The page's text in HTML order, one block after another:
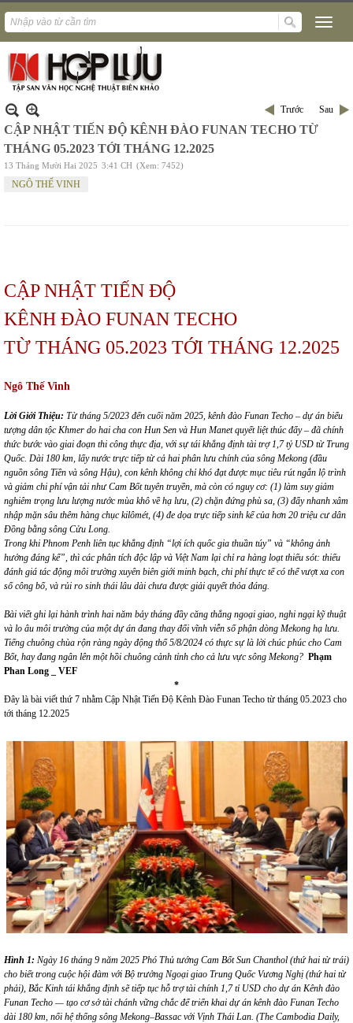
Trước Sau
CẬP NHẬT TIẾN ĐỘ KÊNH ĐÀO FUNAN TECHO TỪ
THÁNG 05.2023 TỚI THÁNG 12.2025
13 Tháng Mười Hai 2025 3:41 CH (Xem: 7452)
NGÔ THẾ VINH
CẬP NHẬT TIẾN ĐỘ
KÊNH ĐÀO FUNAN TECHO
TỪ THÁNG 05.2023 TỚI THÁNG 12.2025
Ngô Thế Vinh
LờiGiới Thiệu: Từ tháng 5/2023 đến cuối năm 2025, kênh đào Funan Techo – dự án biểu
tượng dân tộc Khmer do hai cha con Hun Sen và Hun Manet quyết liệt thúc đẩy – đã chính
thức bước vào giai đoạn thi công thực địa, với sự tái khẳng định tài trợ 1,7 tỷ USD từ Trung
Quốc. Dài 180 km, lấy nước trực tiếp từ cả hai phân lưu chính của sông Mekong (đầu
nguồn sông Tiền và sông Hậu), con kênh không chỉ khó đạt được mục tiêu rút ngắn lộ trình
và giảm chi phí vận tải nhưCam Bốttuyên truyền, mà còn có nguy cơ: (1) làm suy giảm
nghiêm trọng lưu lượng nước mùa khô về hạ lưu, (2) chặn đứng phù sa, (3) đẩy nhanh xâm
nhập mặn sâu thêm hàng chục kilômét, (4) đe dọa trực tiếp sinh kế của hơn 20 triệu cư dân
Đồng bằng sông Cửu Long.
Trong khi Phnom Penh liên tục khẳng định “lợi ích quốc gia thuần túy” và “không ảnh
hưởng đáng kể”, thì các phân tích độc lập và Việt Nam lại chỉ ra hàng loạt thiếu sót: thiếu
đánh giá tác động môi trường xuyên biên giới minh bạch, chi phí thực tế có thể vượt xa con
số công bố, và rủi ro sinh thái lâu dài chưa được giải quyết thỏa đáng.
Bài viết ghi lại hành trình hai năm bảy tháng đầy căng thẳng ngoại giao, nghi ngại kỹ thuật
và lo âu môi trường của một dự án đang thay đổi vĩnh viễn số phận dòng Mekong hạ lưu.
Tiếng chuông chùa rộn ràng ngày động thổ 5/8/2024 có thực sự là lời chúc phúc cho Cam
Bốt, hay đang ngân lên một hồi chuông cảnh tỉnh cho cả lưu vực sông Mekong? Phạm
Phan Long _ VEF
*
Đây là bài viết thứ 7 nhằm Cập Nhật Tiến Độ Kênh Đào Funan Techo từ tháng 05.2023 cho
tới tháng 12.2025
Hình 1: Ngày 16 tháng 9 năm 2025 Phó Thủ tướng Cam BốtSun Chanthol (thứ hai từ trái)
cho biết trong cuộc hội đàm với Bộ trưởng Ngoại giao Trung Quốc Vương Nghị (thứ hai từ
phải), Bắc Kinh tái khẳng định sẽ tiếp tục hỗ trợtài chính 1,7 tỉ USD cho dự án Kênh đào
Funan Techo — tạo cơ sở tài chánh vững chắc để triển khai dự án kênh đào Funan Techo
dài 180 km, nối hệ thống sông Mekong–Bassac với Vịnh Thái Lan. (The Cambodia Daily,